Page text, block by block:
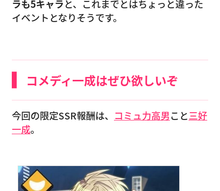
ラも5キャラと、これまでとはちょっと違った
イベントとなりそうです。
コメディ一成はぜひ欲しいぞ
今回の限定SSR報酬は、 コミュ力高男こと三好
一成。